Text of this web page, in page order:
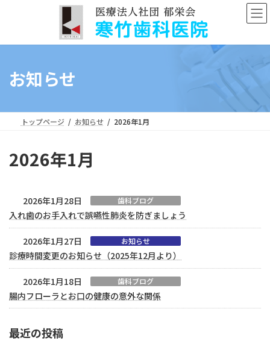
ン
プ
ー
動
お知らせ
トップページ お知らせ 2026年1月
2026年1月
2026年1月28日 歯科ブログ
入れ歯のお手入れで誤嚥性肺炎を防ぎましょう
2026年1月27日 お知らせ
診療時間変更のお知らせ（2025年12月より）
2026年1月18日 歯科ブログ
腸内フローラとお口の健康の意外な関係
最近の投稿